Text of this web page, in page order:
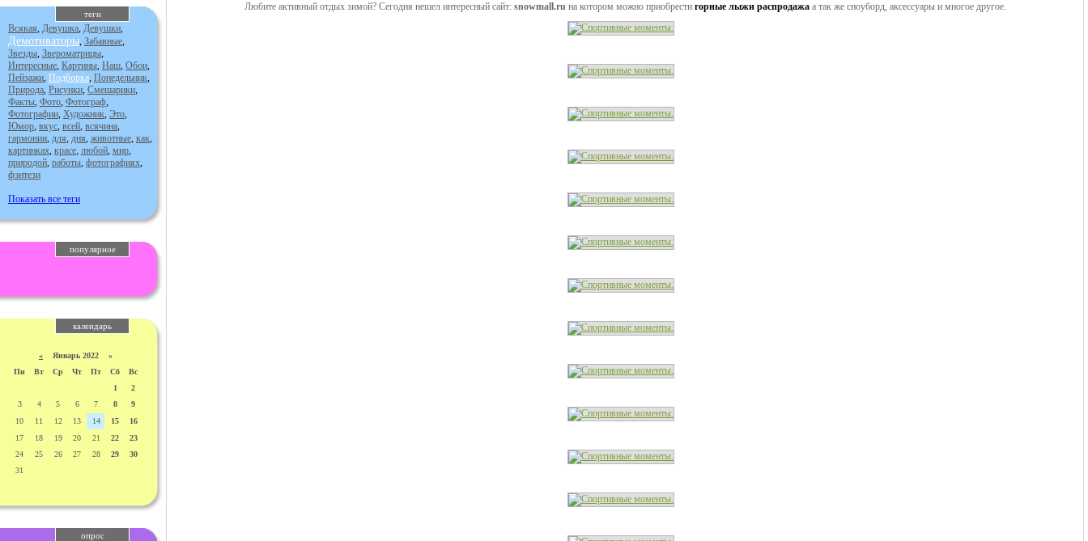
теги
Всякая, Девушка, Девушки,
Демотиваторы, Забавные,
Звезды, Звероматрицы,
Интересные, Картины, Наш, Обои,
Пейзажи, Подборка, Понедельник,
Природа, Рисунки, Смешарики,
Факты, Фото, Фотограф,
Фотографии, Художник, Это,
Юмор, вкус, всей, всячина,
гармонии, для, дня, животные, как,
картинках, красе, любой, мир,
природой, работы, фотографиях,
фэнтези
Показать все теги
популярное
календарь
« Январь 2022 »
Пн
Вт Ср Чт Пт Сб
Вс
1
2
3
4 5 6 7 8
9
10
11 12 13 14 15
16
17
18 19 20 21 22
23
24
25 26 27 28 29
30
31
опрос
Любите активный отдых зимой? Сегодня нешел интересный сайт: snowmall.ruна котором можно приобрести горные лыжи распродажаа так же сноуборд, аксессуары и многое другое.